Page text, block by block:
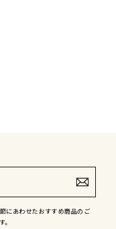
にあわせたおすすめ商品のご